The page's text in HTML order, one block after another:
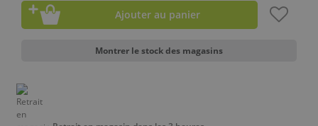
Ajouter au panier
Montrer le stock des magasins